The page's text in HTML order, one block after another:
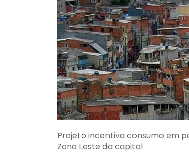
Projeto incentiva consumo em
Zona Leste da capital